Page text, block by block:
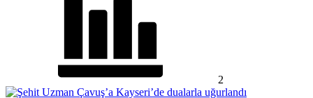
2